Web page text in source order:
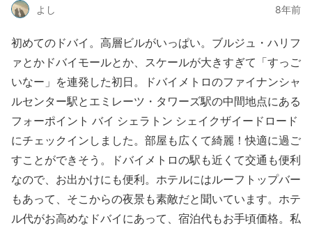
よし 8年前
初めてのドバイ。高層ビルがいっぱい。ブルジュ・ハリフ
ァとかドバイモールとか、スケールが大きすぎて「すっご
いなー」を連発した初日。ドバイメトロのファイナンシャ
ルセンター駅とエミレーツ・タワーズ駅の中間地点にある
フォーポイント バイ シェラトン シェイクザイードロード
にチェックインしました。部屋も広くて綺麗！快適に過ご
すことができそう。ドバイメトロの駅も近くて交通も便利
なので、お出かけにも便利。ホテルにはルーフトップバー
もあって、そこからの夜景も素敵だと聞いています。ホテ
ル代がお高めなドバイにあって、宿泊代もお手頃価格。私